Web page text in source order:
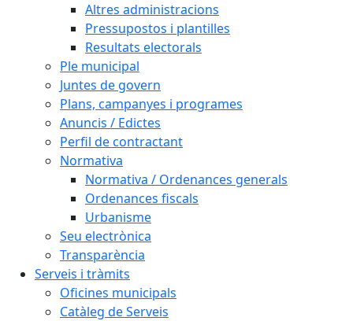
Altres administracions
Pressupostos i plantilles
Resultats electorals
Ple municipal
Juntes de govern
Plans, campanyes i programes
Anuncis / Edictes
Perfil de contractant
Normativa
Normativa / Ordenances generals
Ordenances fiscals
Urbanisme
Seu electrònica
Transparència
Serveis i tràmits
Oficines municipals
Catàleg de Serveis